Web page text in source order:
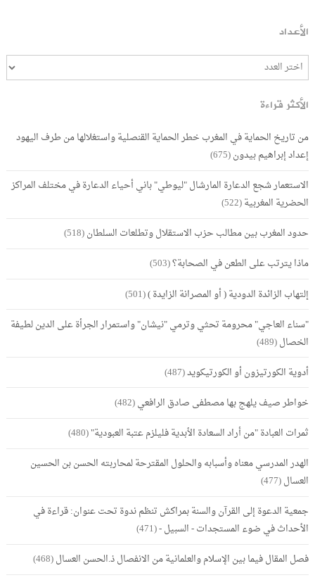
الأعداد
الأكثر قراءة
من تاريخ الحماية في المغرب خطر الحماية القنصلية واستغلالها من طرف اليهود
إعداد إبراهيم بيدون(675)
الاستعمار شجع الدعارة المارشال "ليوطي" باني أحياء الدعارة في مختلف المراكز
الحضرية المغربية(522)
حدود المغرب بين مطالب حزب الاستقلال وتطلعات السلطان(518)
ماذا يترتب على الطعن في الصحابة؟(503)
إلتهاب الزائدة الدودية ( أو المصرانة الزايدة )(501)
"سناء العاجي" محرومة تحثي وترمي "نيشان" واستمرار الجرأة على الدين لطيفة
الخصال(489)
أدوية الكورتيزون أو الكورتيكويد(487)
خواطر صيف يلهج بها مصطفى صادق الرافعي(482)
ثمرات العبادة "من أراد السعادة الأبدية فليلزم عتبة العبودية"(480)
الهدر المدرسي معناه وأسبابه والحلول المقترحة لمحاربته الحسن بن الحسين
العسال(477)
جمعية الدعوة إلى القرآن والسنة بمراكش تنظم ندوة تحت عنوان: قراءة في
الأحداث في ضوء المستجدات - السبيل -(471)
فصل المقال فيما بين الإسلام والعلمانية من الانفصال ذ.الحسن العسال(468)